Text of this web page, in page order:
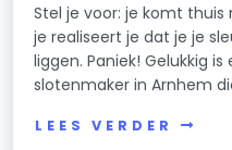
Stel je voor: je komt
je realiseert je dat je je
liggen. Paniek! Gelukkig
slotenmaker in Arnhem
LEES VERDER